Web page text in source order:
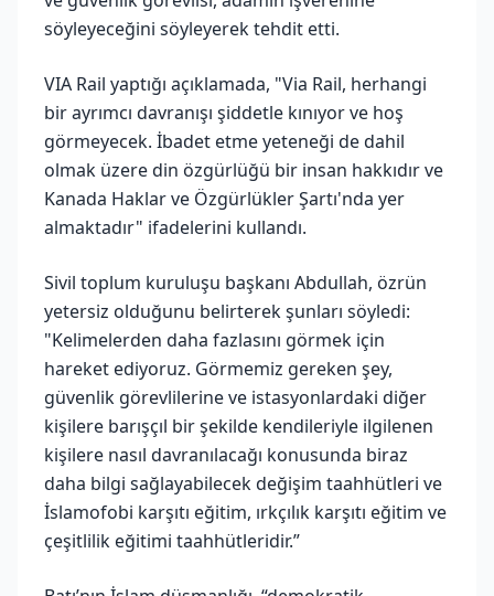
söyleyeceğini söyleyerek tehdit etti.
VIA Rail yaptığı açıklamada, "Via Rail, herhangi
bir ayrımcı davranışı şiddetle kınıyor ve hoş
görmeyecek. İbadet etme yeteneği de dahil
olmak üzere din özgürlüğü bir insan hakkıdır ve
Kanada Haklar ve Özgürlükler Şartı'nda yer
almaktadır" ifadelerini kullandı.
Sivil toplum kuruluşu başkanı Abdullah, özrün
yetersiz olduğunu belirterek şunları söyledi:
"Kelimelerden daha fazlasını görmek için
hareket ediyoruz. Görmemiz gereken şey,
güvenlik görevlilerine ve istasyonlardaki diğer
kişilere barışçıl bir şekilde kendileriyle ilgilenen
kişilere nasıl davranılacağı konusunda biraz
daha bilgi sağlayabilecek değişim taahhütleri ve
İslamofobi karşıtı eğitim, ırkçılık karşıtı eğitim ve
çeşitlilik eğitimi taahhütleridir.”